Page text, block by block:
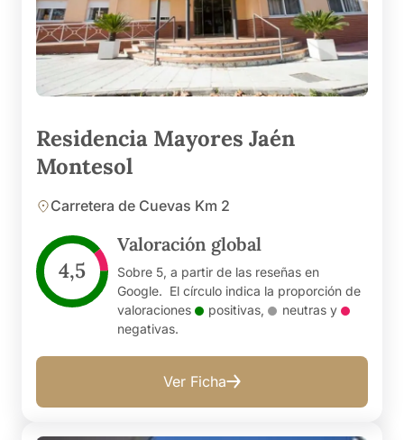
Residencia Mayores Jaén
Montesol
Carretera de Cuevas Km 2
4,5
Valoración global
Sobre 5, a partir de las reseñas en
Google. El círculo indica la proporción de
valoraciones
positivas, neutrasy
negativas.
Ver Ficha